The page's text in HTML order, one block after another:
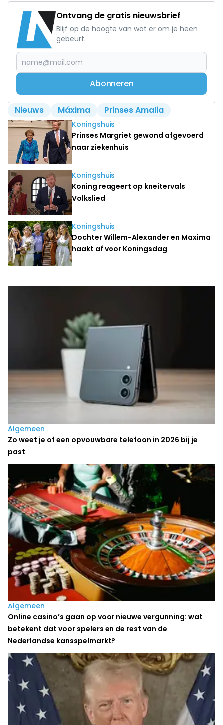
Ontvang de gratis nieuwsbrief
Blijf op de hoogte van wat er om je heen
gebeurt.
Abonneren
Nieuws Máxima Prinses Amalia
Lees ook
Koningshuis
Prinses Margriet gewond afgevoerd
naar ziekenhuis
Koningshuis
Koning reageert op kneitervals
Volkslied
Koningshuis
Dochter Willem-Alexander en Maxima
haakt af voor Koningsdag
Laatste nieuws
Algemeen
Zo weet je of een opvouwbare telefoon in 2026 bij je
past
Algemeen
Online casino’s gaan op voor nieuwe vergunning: wat
betekent dat voor spelers en de rest van de
Nederlandse kansspelmarkt?